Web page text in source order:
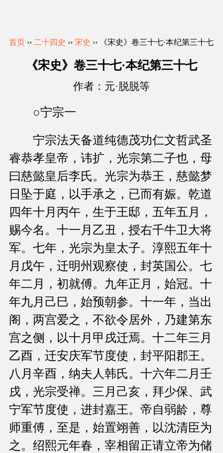
首页 ›› 二十四史 ›› 宋史 ›› 《宋史》卷三十七·本纪第三十七
《宋史》卷三十七·本纪第三十七
作者：元·脱脱等
○宁宗一
宁宗法天备道纯德茂功仁文哲武圣
睿恭孝皇帝，讳扩，光宗第二子也，母
曰慈懿皇后李氏。光宗为恭王，慈懿梦
日坠于庭，以手承之，已而有娠。乾道
四年十月丙午，生于王邸，五年五月，
赐今名。十一月乙丑，授右千牛卫大将
军。七年，光宗为皇太子。淳熙五年十
月戊午，迁明州观察使，封英国公。七
年二月，初就傅。九年正月，始冠。十
年九月己巳，始预朝参。十一年，当出
阁，两宫爱之，不欲令居外，乃建第东
宫之侧，以十月甲戌迁焉。十二年三月
乙酉，迁安庆军节度使，封平阳郡王。
八月辛酉，纳夫人韩氏。十六年二月壬
戌，光宗受禅。三月己亥，拜少保、武
宁军节度使，进封嘉王。帝自弱龄，尊
师重傅，至是，始置翊善，以沈清臣为
之。绍熙元年春，宰相留正请立帝为储